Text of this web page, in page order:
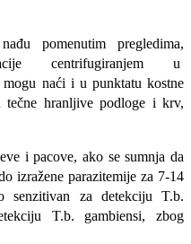
pomenutim pregledima,
centrifugiranjem u
naći i u punktatu kostne
hranljive podloge i krv,
i pacove, ako se sumnja da
izražene parazitemije za 7-14
za detekciju T.b.
T.b. gambiensi, zbog